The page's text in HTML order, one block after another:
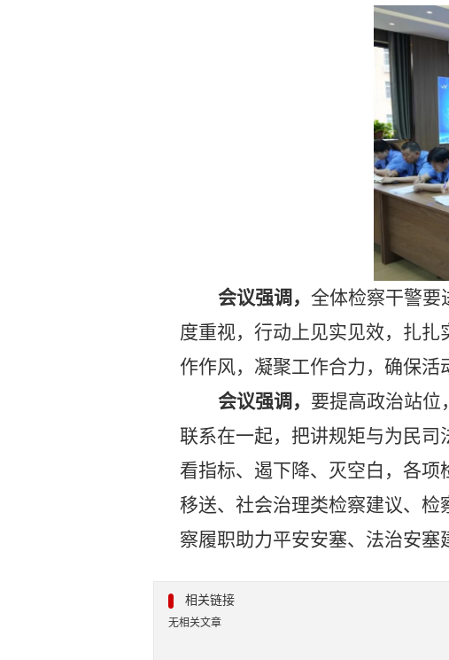
会议强调， 全体检察干警要
度重视，行动上见实见效，扎
作作风，凝聚工作合力，确保活
会议强调， 要提高政治站位
联系在一起，把讲规矩与为民司
看指标、遏下降、灭空白，各
移送、社会治理类检察建议、
察履职助力平安安塞、法治安塞
相关链接
无相关文章